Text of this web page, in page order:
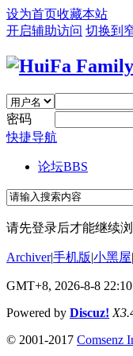
设为首页收藏本站
开启辅助访问 切换到
密码
快捷导航
论坛BBS
请先登录后才能继续
Archiver|手机版|小黑屋|
GMT+8, 2026-8-8 22:10
Powered by Discuz!
© 2001-2017 Comsenz